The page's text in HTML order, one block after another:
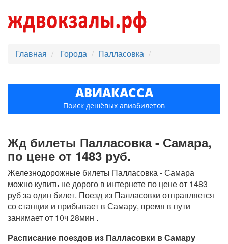
Главная Города Палласовка
АВИАКАССА
Поиск дешёвых авиабилетов
Жд билеты Палласовка - Самара,
по цене от 1483 руб.
Железнодорожные билеты Палласовка - Самара
можно купить не дорого в интернете по цене от 1483
руб за один билет. Поезд из Палласовки отправляется
со станции и прибывает в Самару, время в пути
занимает от 10ч 28мин .
Расписание поездов из Палласовки в Самару